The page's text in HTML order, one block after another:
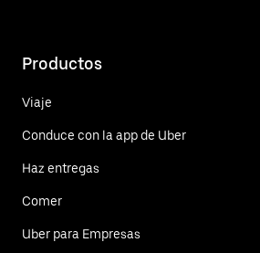
Productos
Viaje
Conduce con la app de Uber
Haz entregas
Comer
Uber para Empresas